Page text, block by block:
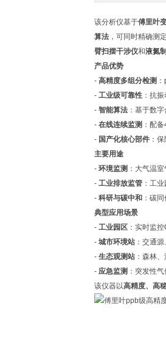
该分析仪基于傅里叶
算法 ，可同时精确测
臂扫摆干涉仪和液氮
产品优势
- 高精度多组分检测
- 工业级可靠性 ：抗
- 智能算法 ：基于数
- 在线连续监测 ：配
- 国产化核心部件 ：
主要用途
- 环境监测 ：大气温
- 工业排放监管 ：工
- 科研与碳中和 ：碳
典型应用场景
- 工业园区 ：实时监
- 城市环境站 ：交通
- 生态观测站 ：森林
- 应急监测 ：突发性
该仪器以高精度、高